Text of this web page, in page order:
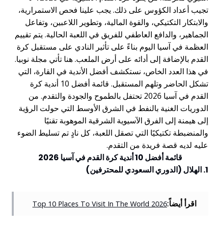
تجيب أعداد الكؤوس على ذلك. يجب علينا فحص الاستمرارية،
والابتكار التكتيكي، والقوة المالية، وتطوير اللاعبين، وتفاعل
الجماهير، والدافع العاطفي للفريق في اللعبة الحالية. يتم تقييم
العظمة في آسيا اليوم بناءً على تأثير النادي على مستقبل كرة
القدم بالإضافة إلى أدائه على أرض الملعب. هنا تأتي مجلة نوبيا.
في هذا العدد الخاص، نستكشف أفضل الأندية في القارة، التي
تشكل الحاضر وتلهم المستقبل. قائمة أفضل 10 أندية كرة
القدم في آسيا 2026 تحتفل بالطموح والجودة والتقدم. من
الدوريات الغنية بالنفط في الشرق الأوسط التي حولت الرؤية
إلى هيمنة إلى الفرق الآسيوية الشرقية الموهوبة تقنيًا
والمنضبطة تكتيكيًا التي تصقل اللعبة، كل نادٍ تم تسليط الضوء
عليه لديه قصة فريدة من التقدم.
قائمة أفضل 10 أندية كرة القدم في آسيا 2026
1. الهلال (الدوري السعودي للمحترفين)
اقرأ أيضاً:Top 10 Places To Visit In The World 2026